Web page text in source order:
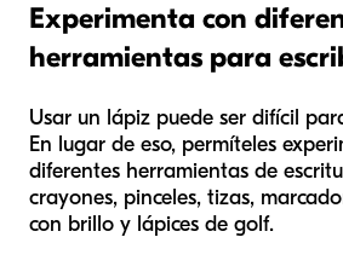
Experimenta con
herramientas para
Usar un lápiz puede ser difícil
En lugar de eso, permíteles
diferentes herramientas de
crayones, pinceles, tizas,
con brillo y lápices de golf.